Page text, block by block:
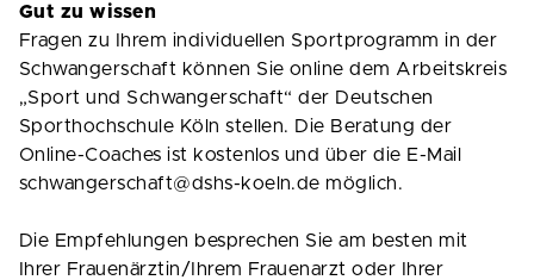
Gut zu wissen
Fragen zu Ihrem individuellen Sportprogramm in der
Schwangerschaft können Sie online dem Arbeitskreis
„Sport und Schwangerschaft“ der Deutschen
Sporthochschule Köln stellen. Die Beratung der
Online-Coaches ist kostenlos und über die E-Mail
schwangerschaft@dshs-koeln.de möglich.
Die Empfehlungen besprechen Sie am besten mit
Ihrer Frauenärztin/Ihrem Frauenarzt oder Ihrer